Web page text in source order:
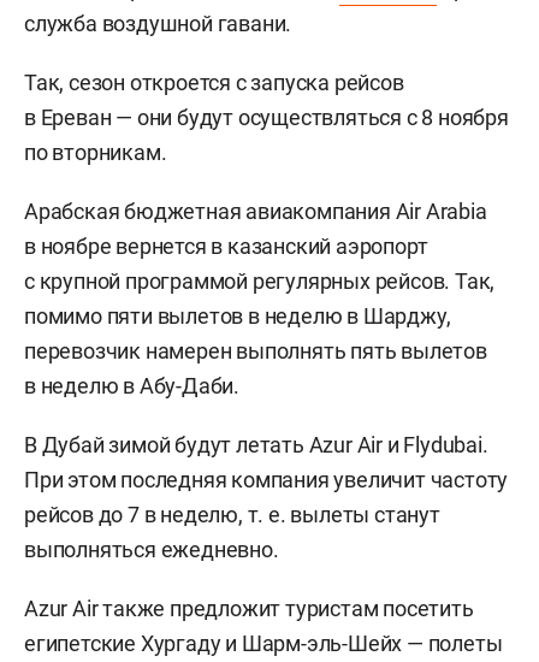
служба воздушной гавани.
Так, сезон откроется с запуска рейсов
в Ереван — они будут осуществляться с 8 ноября
по вторникам.
Арабская бюджетная авиакомпания Air Arabia
в ноябре вернется в казанский аэропорт
с крупной программой регулярных рейсов. Так,
помимо пяти вылетов в неделю в Шарджу,
перевозчик намерен выполнять пять вылетов
в неделю в Абу-Даби.
В Дубай зимой будут летать Azur Air и Flydubai.
При этом последняя компания увеличит частоту
рейсов до 7 в неделю, т. е. вылеты станут
выполняться ежедневно.
Azur Air также предложит туристам посетить
египетские Хургаду и Шарм-эль-Шейх — полеты